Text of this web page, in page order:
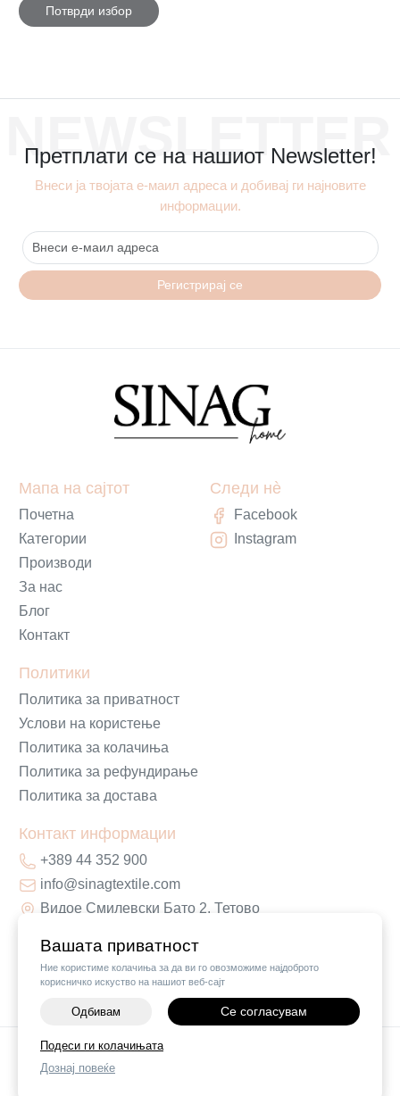
Вашата приватност
Ние користиме колачиња за да ви го овозможиме најдоброто
корисничко искуство на нашиот веб-сајт
Одбивам Се согласувам
Подеси ги колачињата
Дознај повеќе
Потврди избор
NEWSLETTER
Претплати се на нашиот Newsletter!
Внеси ја твојата е-маил адреса и добивај ги најновите
информации.
Регистрирај се
Мапа на сајтот
Почетна
Категории
Производи
За нас
Блог
Контакт
Политики
Политика за приватност
Услови на користење
Политика за колачиња
Политика за рефундирање
Политика за достава
Контакт информации
+389 44 352 900
info@sinagtextile.com
Видое Смилевски Бато 2, Тетово
Следи нè
Facebook
Instagram
©2026Vendor x
Поставки за колачиња